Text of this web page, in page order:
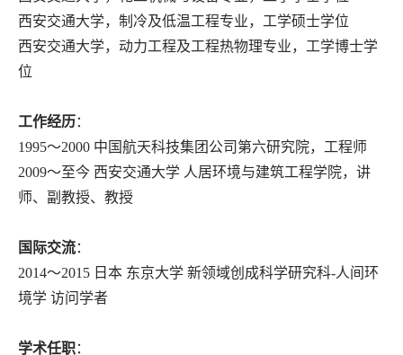
西安交通大学，制冷及低温工程专业，工学硕士学位
西安交通大学，动力工程及工程热物理专业，工学博士学
位
工作经历：
1995～2000 中国航天科技集团公司第六研究院，工程师
2009～至今 西安交通大学 人居环境与建筑工程学院，讲
师、副教授、教授
国际交流：
2014～2015 日本 东京大学 新领域创成科学研究科-人间环
境学 访问学者
学术任职：